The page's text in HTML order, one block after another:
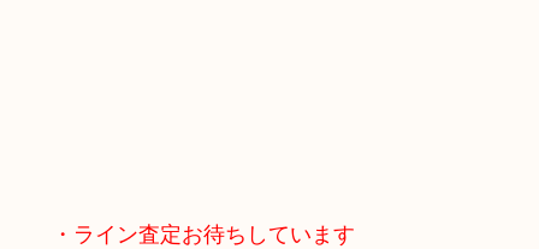
・ライン査定お待ちしています